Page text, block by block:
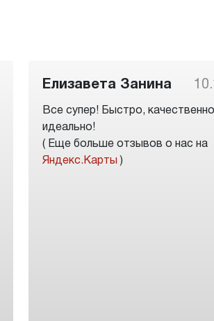
Елизавета Занина
Все супер! Быстро,
идеально!
( Еще больше отзывов о нас на
Яндекс.Карты )